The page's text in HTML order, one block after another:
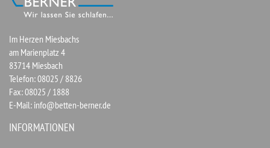
Im Herzen Miesbachs
am Marienplatz 4
83714 Miesbach
Telefon: 08025 / 8826
Fax: 08025 / 1888
E-Mail: info@betten-berner.de
INFORMATIONEN